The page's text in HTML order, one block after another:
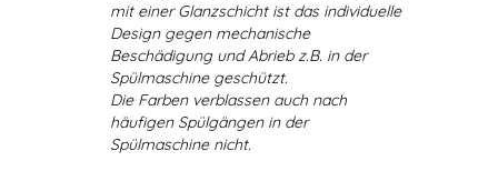
mit einer Glanzschicht ist das individuelle
Design gegen mechanische
Beschädigung und Abrieb z.B. in der
Spülmaschine geschützt.
Die Farben verblassen auch nach
häufigen Spülgängen in der
Spülmaschine nicht.